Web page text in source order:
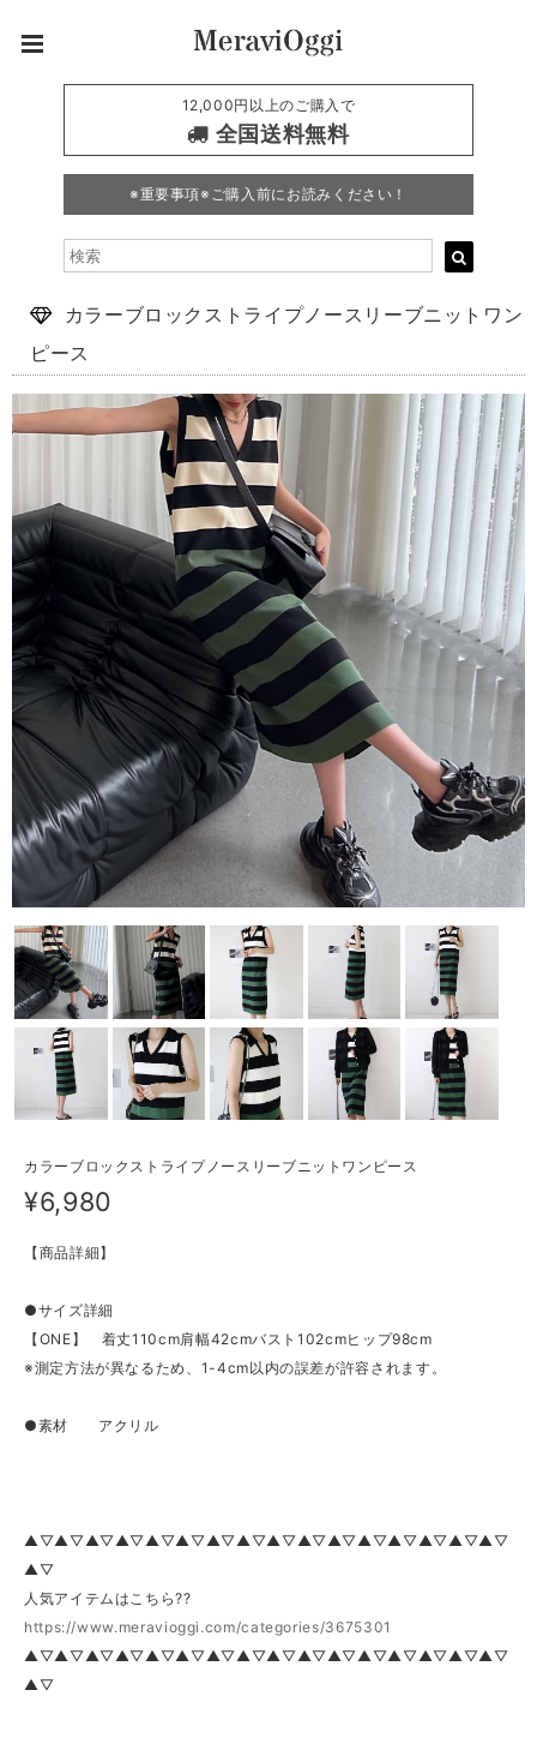
12,000円以上のご購入で
全国送料無料
※重要事項※ご購入前にお読みください！
カラーブロックストライプノースリーブニットワン
ピース
カラーブロックストライプノースリーブニットワンピース
¥6,980
【商品詳細】
●サイズ詳細
【ONE】 着丈110cm肩幅42cmバスト102cmヒップ98cm
※測定方法が異なるため、1-4cm以内の誤差が許容されます。
●素材 アクリル
▲▽▲▽▲▽▲▽▲▽▲▽▲▽▲▽▲▽▲▽▲▽▲▽▲▽▲▽▲▽▲▽
▲▽
人気アイテムはこちら??
https://www.meravioggi.com/categories/3675301
▲▽▲▽▲▽▲▽▲▽▲▽▲▽▲▽▲▽▲▽▲▽▲▽▲▽▲▽▲▽▲▽
▲▽